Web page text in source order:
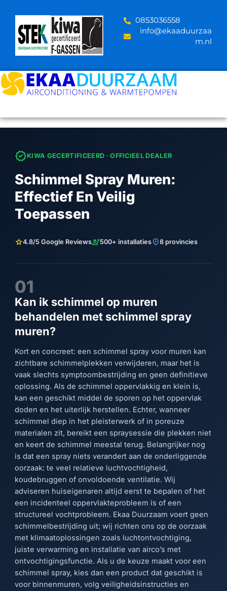
content
‪0853036558
info@ekaaduurzaa
m.nl
verifiedKIWA GECERTIFICEERD · OFFICIEEL DEALER
Schimmel Spray Muren:
Effectief En Veilig
Toepassen
star4.8/5 Google Reviewsengineering500+ installatieslocation_on8 provincies
01
Kan ik schimmel op muren
behandelen met schimmel spray
muren?
Kort en concreet: een schimmel spray voor muren kan
zichtbare schimmelplekken verwijderen, maar het is
vaak slechts symptoombestrijding en geen definitieve
oplossing. Als de schimmel oppervlakkig en klein is,
kan een geschikt middel de sporen op het oppervlak
doden en het uiterlijk herstellen. Echter, wanneer
schimmel diep in het pleisterwerk of in poreuze
materialen zit, bereikt een spraysessie die plekken niet
en keert de schimmel meestal terug. Belangrijker nog
is dat een spray niets verandert aan de onderliggende
oorzaak: te veel relatieve luchtvochtigheid,
koudebruggen of onvoldoende ventilatie. Wij
adviseren huiseigenaren altijd eerst te bepalen of het
een incidenteel oppervlakteprobleem is of een
structureel vochtprobleem. Ekaa Duurzaam voert geen
schimmelbestrijding uit; wij richten ons op de oorzaak
met klimaatoplossingen zoals luchtontvochtiging,
juiste verwarming en installatie van airco’s met
ontvochtigingsfunctie. Als u de keuze maakt voor een
schimmel spray, kies dan een product dat geschikt is
voor binnenmuren, volg veiligheidsinstructies en